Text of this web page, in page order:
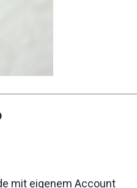
mit eigenem Account